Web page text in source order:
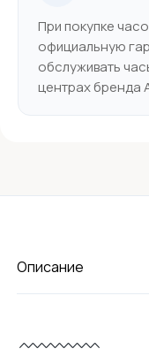
При покупке
официальную
обслуживать
центрах бренда
Описание